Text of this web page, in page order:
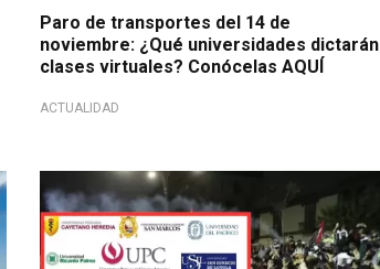
Paro de transportes del 14 de
noviembre: ¿Qué universidades dictarán
clases virtuales? Conócelas AQUÍ
ACTUALIDAD
¡Atención universitarios!